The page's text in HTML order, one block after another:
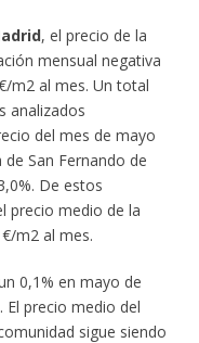
, el precio de la
mensual negativa
m2 al mes. Un total
analizados
del mes de mayo
San Fernando de
De estos
precio medio de la
m2 al mes.
0,1% en mayo de
El precio medio del
sigue siendo